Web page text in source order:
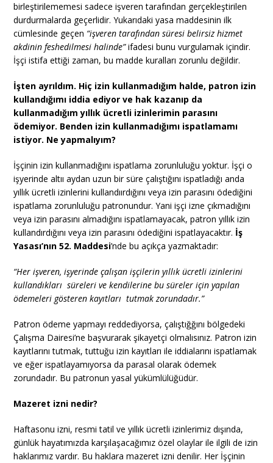
birleştirilememesi sadece işveren tarafından gerçekleştirilen
durdurmalarda geçerlidir. Yukarıdaki yasa maddesinin ilk
cümlesinde geçen “işveren tarafından süresi belirsiz hizmet
akdinin feshedilmesi halinde”ifadesi bunu vurgulamak içindir.
İşçi istifa ettiği zaman, bu madde kuralları zorunlu değildir.
İşten ayrıldım. Hiç izin kullanmadığım halde, patron izin
kullandığımı iddia ediyor ve hak kazanıp da
kullanmadığım yıllık ücretli izinlerimin parasını
ödemiyor. Benden izin kullanmadığımı ispatlamamı
istiyor. Ne yapmalıyım?
İşçinin izin kullanmadığını ispatlama zorunluluğu yoktur. İşçi o
işyerinde altıı aydan uzun bir süre çalıştığını ispatladığı anda
yıllık ücretli izinlerini kullandıırdığını veya izin parasını ödediğini
ispatlama zorunluluğu patronundur. Yani işçi izne çıkmadığını
veya izin parasını almadığını ispatlamayacak, patron yıllık izin
kullandırdığını veya izin parasını ödediğini ispatlayacaktır. İş
Yasası’nın 52. Maddesi’nde bu açıkça yazmaktadır:
“Her işveren, işyerinde çalışan işçilerin yıllık ücretli izinlerini
kullandıkları süreleri ve kendilerine bu süreler için yapılan
ödemeleri gösteren kayıtları tutmak zorundadır.”
Patron ödeme yapmayı reddediyorsa, çalıştığğını bölgedeki
Çalışma Dairesi’ne başvurarak şikayetçi olmalısınız. Patron izin
kayıtlarını tutmak, tuttuğu izin kayıtları ile iddialarını ispatlamak
ve eğer ispatlayamıyorsa da parasal olarak ödemek
zorundadır. Bu patronun yasal yükümlülüğüdür.
Mazeret izni nedir?
Haftasonu izni, resmi tatil ve yıllık ücretli izinlerimiz dışında,
günlük hayatımızda karşılaşacağımız özel olaylar ile ilgili de izin
haklarımız vardır. Bu haklara mazeret izni denilir. Her İşçinin